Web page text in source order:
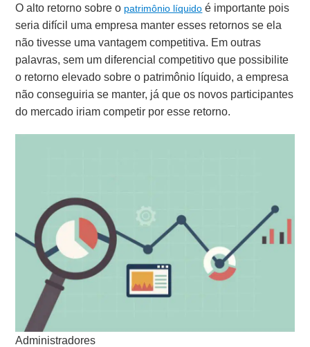
O alto retorno sobre o patrimônio líquido é importante pois
seria difícil uma empresa manter esses retornos se ela
não tivesse uma vantagem competitiva. Em outras
palavras, sem um diferencial competitivo que possibilite
o retorno elevado sobre o patrimônio líquido, a empresa
não conseguiria se manter, já que os novos participantes
do mercado iriam competir por esse retorno.
Administradores